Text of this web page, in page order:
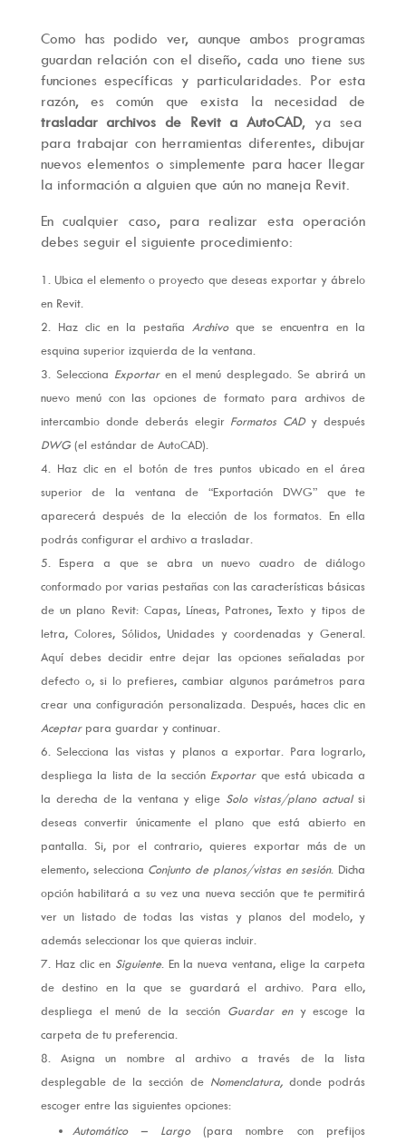
Como has podido ver, aunque ambos programas
guardan relación con el diseño, cada uno tiene sus
funciones específicas y particularidades. Por esta
razón, es común que exista la necesidad de
trasladar archivos de Revit a AutoCAD, ya sea
para trabajar con herramientas diferentes, dibujar
nuevos elementos o simplemente para hacer llegar
la información a alguien que aún no maneja Revit.
En cualquier caso, para realizar esta operación
debes seguir el siguiente procedimiento:
Ubica el elemento o proyecto que deseas exportar y ábrelo
en Revit.
Haz clic en la pestaña Archivoque se encuentra en la
esquina superior izquierda de la ventana.
Selecciona Exportar en el menú desplegado. Se abrirá un
nuevo menú con las opciones de formato para archivos de
intercambio donde deberás elegirFormatos CADy después
DWG (el estándar de AutoCAD).
Haz clic en el botón de tres puntos ubicado en el área
superior de la ventana de “Exportación DWG” que te
aparecerá después de la elección de los formatos. En ella
podrás configurar el archivo a trasladar.
Espera a que se abra un nuevo cuadro de diálogo
conformado por varias pestañas con las características básicas
de un plano Revit: Capas, Líneas, Patrones, Texto y tipos de
letra, Colores, Sólidos, Unidades y coordenadas y General.
Aquí debes decidir entre dejar las opciones señaladas por
defecto o, si lo prefieres, cambiar algunos parámetros para
crear una configuración personalizada. Después, haces clic en
Aceptarpara guardar y continuar.
Selecciona las vistas y planos a exportar. Para lograrlo,
despliega la lista de la sección Exportar que está ubicada a
la derecha de la ventana y elige Solo vistas/plano actualsi
deseas convertir únicamente el plano que está abierto en
pantalla. Si, por el contrario, quieres exportar más de un
elemento, selecciona Conjunto de planos/vistas en sesión. Dicha
opción habilitará a su vez una nueva sección que te permitirá
ver un listado de todas las vistas y planos del modelo, y
además seleccionar los que quieras incluir.
Haz clic en Siguiente. En la nueva ventana, elige la carpeta
de destino en la que se guardará el archivo. Para ello,
despliega el menú de la sección Guardar eny escoge la
carpeta de tu preferencia.
Asigna un nombre al archivo a través de la lista
desplegable de la sección de Nomenclatura,donde podrás
escoger entre las siguientes opciones:
Automático – Largo (para nombre con prefijos